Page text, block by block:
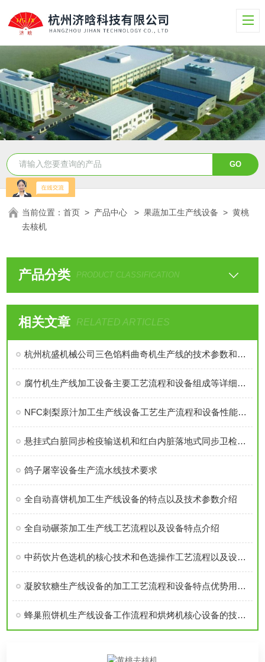
当前位置：首页 > 产品中心 >果蔬加工生产线设备 >黄桃
去核机
产品分类 PRODUCT CLASSIFICATION
相关文章 RELATED ARTICLES
杭州杭盛机械公司三色馅料曲奇机生产线的技术参数和设备优势介绍
腐竹机生产线加工设备主要工艺流程和设备组成等详细介绍
NFC刺梨原汁加工生产线设备工艺生产流程和设备性能特点技术参数介绍
悬挂式白脏同步检疫输送机和红白内脏落地式同步卫检输送线主要区别在哪里？
鸽子屠宰设备生产流水线技术要求
全自动喜饼机加工生产线设备的特点以及技术参数介绍
全自动碾茶加工生产线工艺流程以及设备特点介绍
中药饮片色选机的核心技术和色选操作工艺流程以及设备优势介绍
凝胶软糖生产线设备的加工工艺流程和设备特点优势用途介绍
蜂巢煎饼机生产线设备工作流程和烘烤机核心设备的技术特点介绍